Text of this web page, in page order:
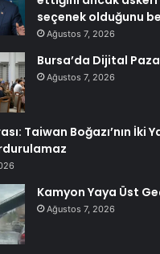
seçenek olduğunu
Ağustos 7, 2026
Bursa’da Dijital
Ağustos 7, 2026
Taiwan Boğazı’nın İki
Kamyon Yaya Üst
Ağustos 7, 2026